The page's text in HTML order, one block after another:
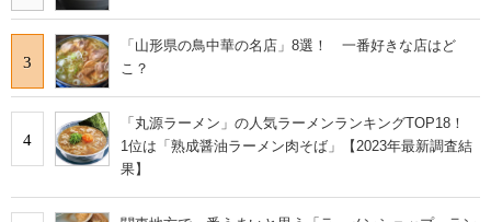
3
「山形県の鳥中華の名店」8選！ 一番好きな店はど
こ？
4
「丸源ラーメン」の人気ラーメンランキングTOP18！
1位は「熟成醤油ラーメン肉そば」【2023年最新調査結
果】